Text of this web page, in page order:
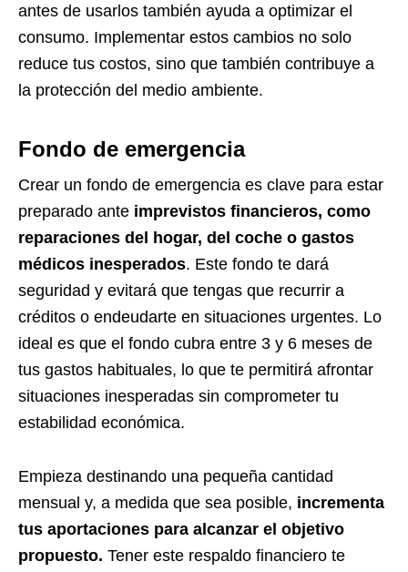
antes de usarlos también ayuda a optimizar el
consumo. Implementar estos cambios no solo
reduce tus costos, sino que también contribuye a
la protección del medio ambiente.
Fondo de emergencia
Crear un fondo de emergencia es clave para estar
preparado ante imprevistos financieros, como
reparaciones del hogar, del coche o gastos
médicos inesperados. Este fondo te dará
seguridad y evitará que tengas que recurrir a
créditos o endeudarte en situaciones urgentes. Lo
ideal es que el fondo cubra entre 3 y 6 meses de
tus gastos habituales, lo que te permitirá afrontar
situaciones inesperadas sin comprometer tu
estabilidad económica.
Empieza destinando una pequeña cantidad
mensual y, a medida que sea posible, incrementa
tus aportaciones para alcanzar el objetivo
propuesto. Tener este respaldo financiero te